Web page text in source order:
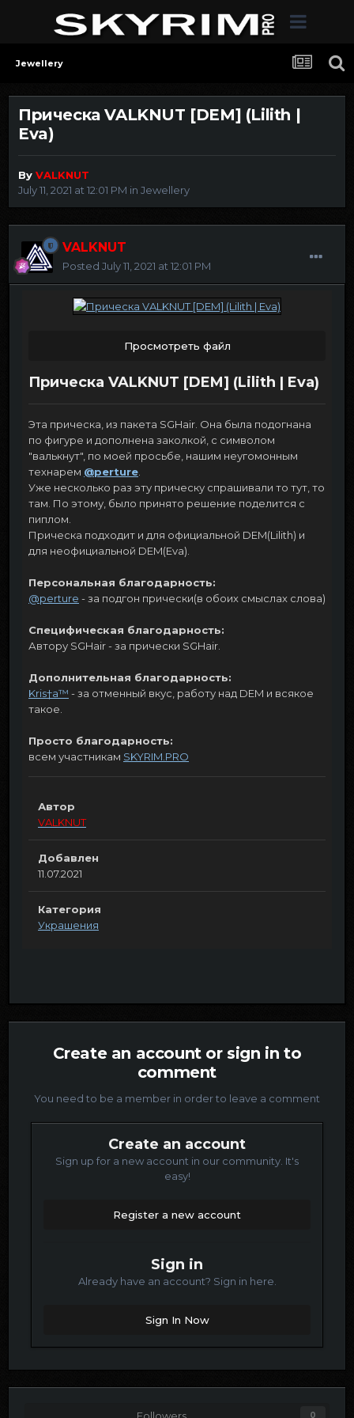
Jewellery
Прическа VALKNUT [DEM] (Lilith |
Eva)
By VALKNUT
July 11, 2021 at 12:01 PM in Jewellery
VALKNUT
Posted July 11, 2021 at 12:01 PM
Просмотреть файл
Прическа VALKNUT [DEM] (Lilith | Eva)
Эта прическа, из пакета SGHair. Она была подогнана
по фигуре и дополнена заколкой, с символом
"валькнут", по моей просьбе, нашим неугомонным
технарем @perture
Уже несколько раз эту прическу спрашивали то тут, то
там. По этому, было принято решение поделится с
пиплом.
Прическа подходит и для официальной DEM(Lilith) и
для неофициальной DEM(Eva).
Персональная благодарность:
@perture - за подгон прически(в обоих смыслах слова)
Специфическая благодарность:
Автору SGHair - за прически SGHair.
Дополнительная благодарность:
Kris†a™ - за отменный вкус, работу над DEM и всякое
такое.
Просто благодарность:
всем участникам SKYRIM.PRO
Автор
VALKNUT
Добавлен
11.07.2021
Категория
Украшения
Create an account or sign in to
comment
You need to be a member in order to leave a comment
Create an account
Sign up for a new account in our community. It's
easy!
Register a new account
Sign in
Already have an account? Sign in here.
Sign In Now
0